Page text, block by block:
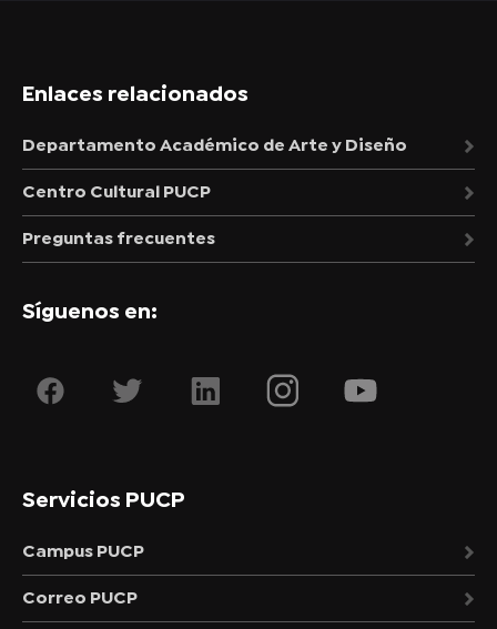
Enlaces relacionados
Departamento Académico de Arte y Diseño
Centro Cultural PUCP
Preguntas frecuentes
Síguenos en:
Servicios PUCP
Campus PUCP
Correo PUCP